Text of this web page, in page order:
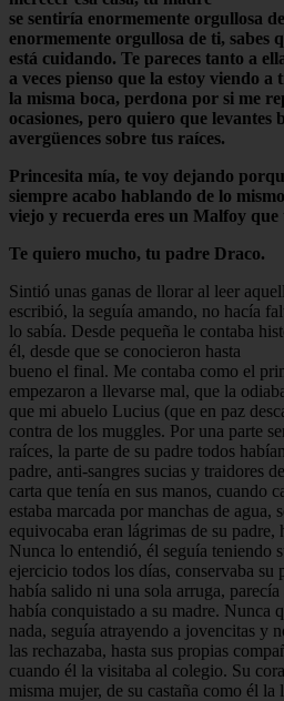
se sentiría enormemente orgullosa
enormemente orgullosa de ti, sabes
está cuidando. Te pareces tanto a
a veces pienso que la estoy viendo a
la misma boca, perdona por si me
ocasiones, pero quiero que levantes
avergüences sobre tus raíces.
Princesita mía, te voy dejando
siempre acabo hablando de lo
viejo y recuerda eres un Malfoy que
Te quiero mucho, tu padre Draco.
Sintió unas ganas de llorar al leer
escribió, la seguía amando, no hacía
lo sabía. Desde pequeña le contaba
él, desde que se conocieron hasta
bueno el final. Me contaba como el
empezaron a llevarse mal, que la
que mi abuelo Lucius (que en paz
contra de los muggles. Por una parte
raíces, la parte de su padre todos
padre, anti-sangres sucias y traidores
carta que tenía en sus manos, cuando
estaba marcada por manchas de agua,
equivocaba eran lágrimas de su
Nunca lo entendió, él seguía teniendo
ejercicio todos los días, conservaba su
había salido ni una sola arruga,
había conquistado a su madre. Nunca
nada, seguía atrayendo a jovencitas y
las rechazaba, hasta sus propias
cuando él la visitaba al colegio. Su
misma mujer, de su castaña como él la